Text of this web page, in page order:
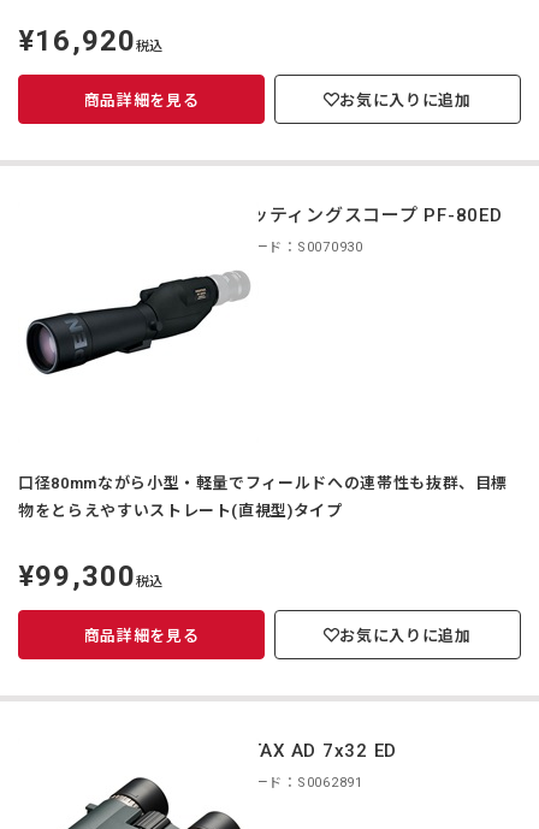
定
価
¥16,920税込
商品詳細を見る お気に入りに追加
スポッティングスコープ PF-80ED
商品コード：S0070930
口径80mmながら小型・軽量でフィールドへの連帯性も抜群、目標
物をとらえやすいストレート(直視型)タイプ
定
価
¥99,300税込
商品詳細を見る お気に入りに追加
PENTAX AD 7x32 ED
商品コード：S0062891